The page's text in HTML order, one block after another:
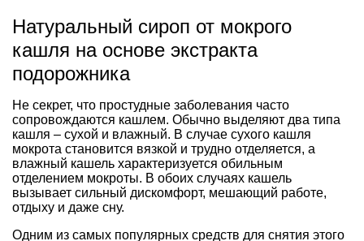
Натуральный сироп от мокрого
кашля на основе экстракта
подорожника
Не секрет, что простудные заболевания часто
сопровождаются кашлем. Обычно выделяют два типа
кашля – сухой и влажный. В случае сухого кашля
мокрота становится вязкой и трудно отделяется, а
влажный кашель характеризуется обильным
отделением мокроты. В обоих случаях кашель
вызывает сильный дискомфорт, мешающий работе,
отдыху и даже сну.
Одним из самых популярных средств для снятия этого